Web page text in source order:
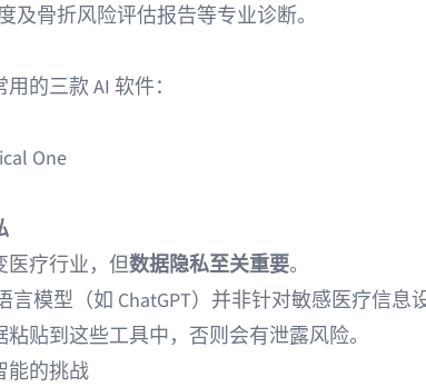
及骨折风险评估报告等专业诊断。
的三款 AI 软件：
One
医疗行业，但数据隐私至关重要。
言模型（如 ChatGPT）并非针对敏感医疗信息设
贴到这些工具中，否则会有泄露风险。
能的挑战